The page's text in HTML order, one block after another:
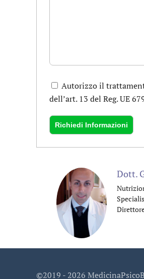
Autorizzo il
dell’art. 13 del Reg. UE
Dott.
©2019 - 2026